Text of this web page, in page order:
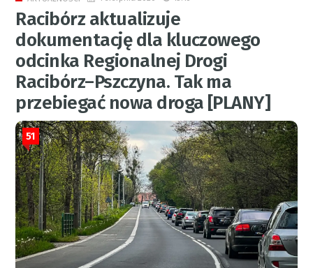
Racibórz aktualizuje
dokumentację dla kluczowego
odcinka Regionalnej Drogi
Racibórz–Pszczyna. Tak ma
przebiegać nowa droga [PLANY]
51